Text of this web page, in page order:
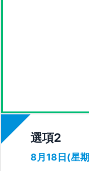
選項
8月18日(星